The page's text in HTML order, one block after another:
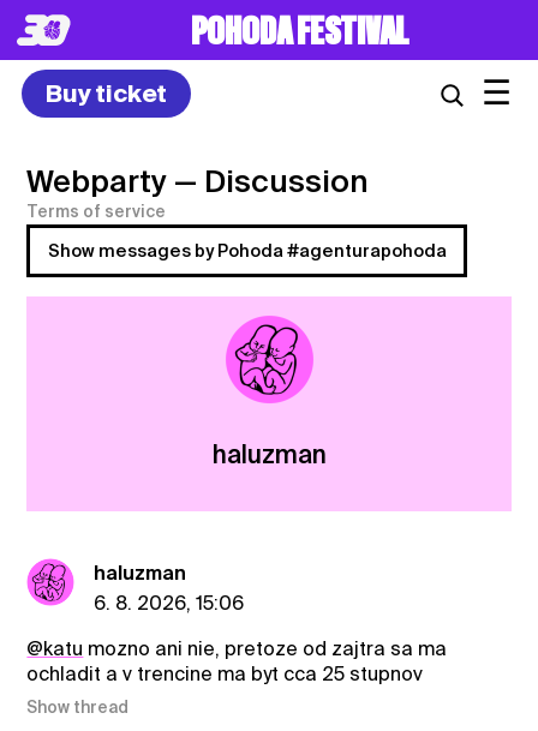
POHODA FESTIVAL
Buy ticket ☰
Webparty — Discussion
Terms of service
Show messages by Pohoda #agenturapohoda
haluzman
haluzman
6. 8. 2026, 15:06
@katu mozno ani nie, pretoze od zajtra sa ma
ochladit a v trencine ma byt cca 25 stupnov
Show thread